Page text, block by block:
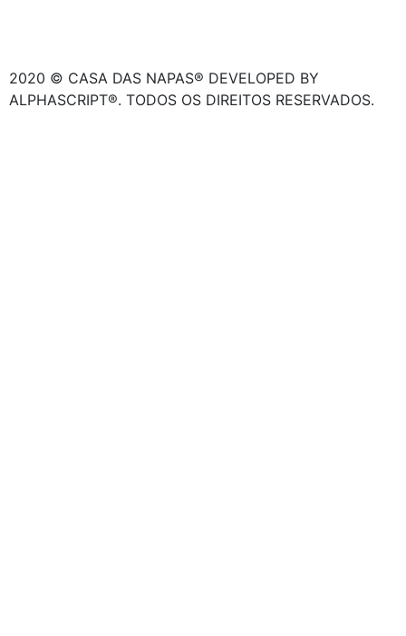
2020 © CASA DAS NAPAS® DEVELOPED BY
ALPHASCRIPT®. TODOS OS DIREITOS RESERVADOS.